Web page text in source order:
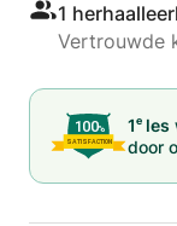
1
Vertrouwde
1e les
door